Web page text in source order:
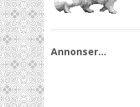
Annonser…